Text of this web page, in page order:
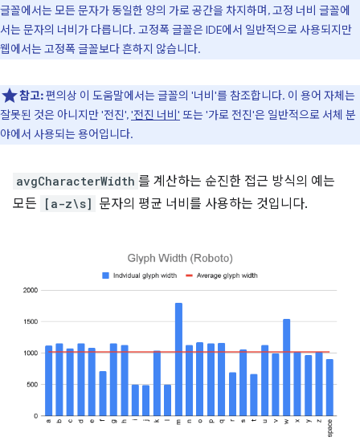
글꼴에서는 모든 문자가 동일한 양의 가로 공간을 차지하며, 고정 너비 글꼴에
서는 문자의 너비가 다릅니다. 고정폭 글꼴은 IDE에서 일반적으로 사용되지만
웹에서는 고정폭 글꼴보다 흔하지 않습니다.
참고:편의상 이 도움말에서는 글꼴의 '너비'를 참조합니다. 이 용어 자체는
잘못된 것은 아니지만 '전진','전진 너비' 또는 '가로 전진'은 일반적으로 서체 분
야에서 사용되는 용어입니다.
avgCharacterWidth 를 계산하는 순진한 접근 방식의 예는
모든
[a-z\s] 문자의 평균 너비를 사용하는 것입니다.